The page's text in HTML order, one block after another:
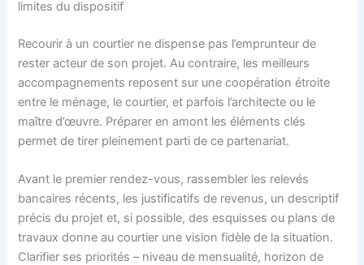
limites du dispositif
Recourir à un courtier ne dispense pas l’emprunteur de
rester acteur de son projet. Au contraire, les meilleurs
accompagnements reposent sur une coopération étroite
entre le ménage, le courtier, et parfois l’architecte ou le
maître d’œuvre. Préparer en amont les éléments clés
permet de tirer pleinement parti de ce partenariat.
Avant le premier rendez-vous, rassembler les relevés
bancaires récents, les justificatifs de revenus, un descriptif
précis du projet et, si possible, des esquisses ou plans de
travaux donne au courtier une vision fidèle de la situation.
Clarifier ses priorités – niveau de mensualité, horizon de